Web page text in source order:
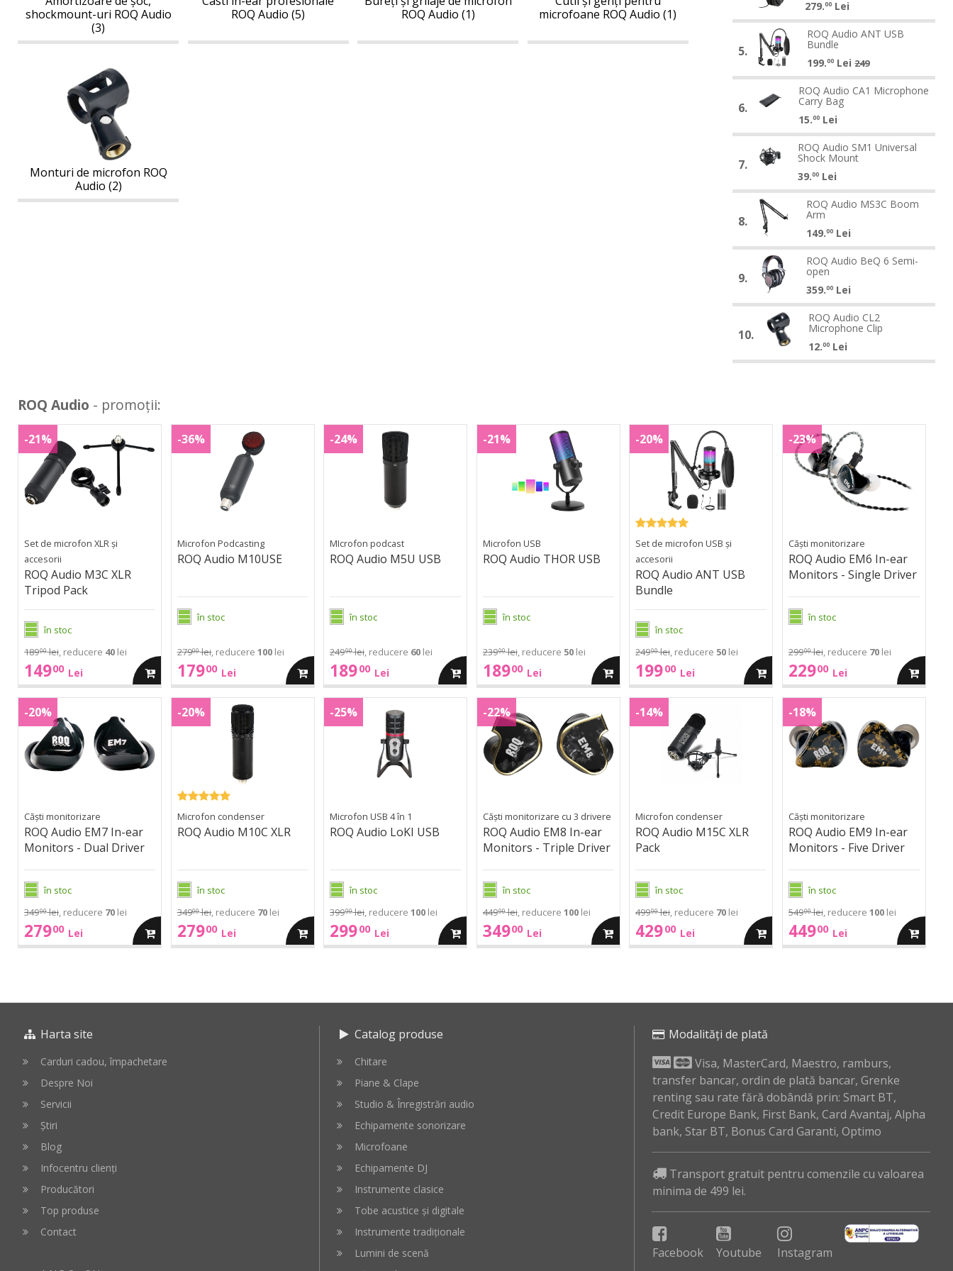
Audio
shockmount-uri ROQ Audio
(3)
ROQ Audio (5)
Audio
ROQ Audio (1)
Audio
microfoane ROQ Audio (1)
microfon
Monturi de microfon ROQ
Audio (2)
5
Closed
Back
Closed
Back
279.00 Lei
Audio
USB
Bundle
5.
ROQ
Audio
ANT
Bundle
ROQ Audio ANT USB
Bundle
199.00 Lei 249
Audio
Microphone
Carry
Bag
6.
ROQ
Audio
Microphone
Carry
ROQ Audio CA1 Microphone
Carry Bag
15.00 Lei
Audio
Universal
Shock
Mount
7.
ROQ
Audio
Universal
Shock
Mount
ROQ Audio SM1 Universal
Shock Mount
39.00 Lei
Audio
Boom
8.
ROQ
Audio
MS3C
Boom
Arm
ROQ Audio MS3C Boom
Arm
149.00 Lei
Audio
6
open
9.
ROQ
Audio
BeQ
Semi-
open
ROQ Audio BeQ 6 Semi-
open
359.00 Lei
Audio
Microphone
10.
ROQ
Audio
ROQ Audio CL2
Microphone Clip
12.00 Lei
ROQ Audio - promoții:
ROQ
Audio
M3C
XLR
Tripod
M3C
XLR
Tripod
Pack
Set de microfon XLR și
accesorii
ROQ Audio M3C XLR
Tripod Pack
în stoc
18900lei, reducere 40lei
14900 Lei
-21%
adauga
cos
ROQ
Audio
M10USE
Microfon Podcasting
ROQ Audio M10USE
în stoc
27900lei, reducere100 lei
17900 Lei
-36%
adauga
ROQ
Audio
M5U
USB
MIcrofon podcast
ROQ Audio M5U USB
în stoc
24900lei, reducere 60 lei
18900 Lei
-24%
adauga
ROQ
Audio
THOR
USB
Microfon USB
ROQ Audio THOR USB
în stoc
23900lei, reducere 50lei
18900 Lei
-21%
adauga
cos
ROQ
Audio
ANT
USB
Bundle
Set de microfon USB și
accesorii
ROQ Audio ANT USB
Bundle
în stoc
24900lei, reducere 50 lei
19900 Lei
-20%
adauga
ROQ
Audio
EM6
Single
Driver
EM6
In-
ear
Monitors
Driver
Căști monitorizare
ROQ Audio EM6 In-ear
Monitors - Single Driver
în stoc
29900lei, reducere 70lei
22900 Lei
-23%
adauga
cos
ROQ
Audio
EM7
In-
ear
Dual
Driver
EM7
In-
ear
Monitors
Driver
Căști monitorizare
ROQ Audio EM7 In-ear
Monitors - Dual Driver
în stoc
34900lei, reducere 70lei
27900 Lei
-20%
adauga
cos
ROQ
Audio
M10C
XLR
Microfon condenser
ROQ Audio M10C XLR
în stoc
34900lei, reducere 70 lei
27900 Lei
-20%
adauga
cos
ROQ
Audio
LoKI
USB
Microfon USB 4 în 1
ROQ Audio LoKI USB
în stoc
39900lei, reducere 100 lei
29900 Lei
-25%
adauga
cos
ROQ
Audio
EM8
In-
Triple
Driver
EM8
In-
ear
Monitors
Driver
Căști monitorizare cu 3 drivere
ROQ Audio EM8 In-ear
Monitors - Triple Driver
în stoc
44900lei, reducere 100lei
34900 Lei
-22%
adauga
cos
ROQ
Audio
M15C
XLR
Microfon condenser
ROQ Audio M15C XLR
Pack
în stoc
49900lei, reducere 70 lei
42900 Lei
-14%
adauga
cos
ROQ
Audio
EM9
In-
Five
Driver
EM9
In-
ear
Monitors
Driver
Căști monitorizare
ROQ Audio EM9 In-ear
Monitors - Five Driver
în stoc
54900lei, reducere 100lei
44900 Lei
-18%
adauga
cos
Harta site
Carduri cadou, împachetare
Despre Noi
Servicii
Știri
Blog
Infocentru clienți
Producători
Top produse
Contact
Catalog produse
Chitare
Piane & Clape
Studio & Înregistrări audio
Echipamente sonorizare
Microfoane
Echipamente DJ
Instrumente clasice
Tobe acustice și digitale
Instrumente tradiționale
Lumini de scenă
Modalități de plată
Visa, MasterCard, Maestro, ramburs,
transfer bancar, ordin de plată bancar, Grenke
renting sau rate fără dobândă prin: Smart BT,
Credit Europe Bank, First Bank, Card Avantaj, Alpha
bank, Star BT, Bonus Card Garanti, Optimo
Transport gratuit pentru comenzile cu valoarea
minima de 499 lei.
Facebook Youtube Instagram